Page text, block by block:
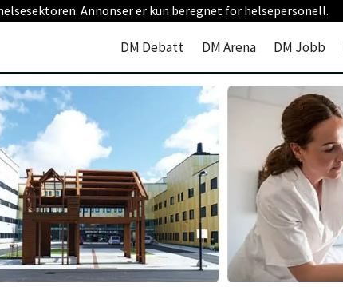
Annonser er kun beregnet for helsepersonell.
DM Debatt DM Arena DM Jobb